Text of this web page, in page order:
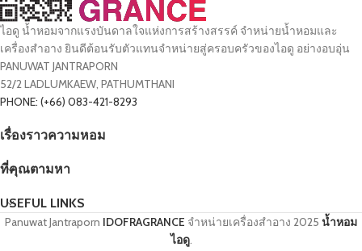
ไอดู น้ำหอมจากแรงบันดาลใจแห่งการสร้างสรรค์ จำหน่ายน้ำหอมและ
เครื่องสำอาง ยินดีต้อนรับตัวแทนจำหน่ายสู่ครอบครัวของไอดู อย่างอบอุ่น
PANUWAT JANTRAPORN
52/2 LADLUMKAEW, PATHUMTHANI
PHONE: (+66) 083-421-8293
เรื่องราวความหอม
ที่คุณตามหา
USEFUL LINKS
Panuwat Jantraporn IDOFRAGRANCE จำหน่ายเครื่องสำอาง 2025 น้ำหอม
ไอดู.